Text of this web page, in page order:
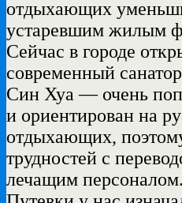
отдыхающих
устаревшим жилым
Сейчас в городе
современный
Син Хуа — очень
и ориентирован на
отдыхающих,
трудностей с
лечащим персоналом.